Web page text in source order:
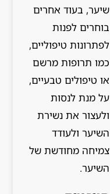
שיער, בעוד אחרים
בוחרים לפנות
לפתרונות טיפוליים,
כמו תרופות מרשם
או טיפולים טבעיים,
על מנת לנסות
ולעצור את נשירת
השיער ולעודד
צמיחה מחודשת של
השיער.